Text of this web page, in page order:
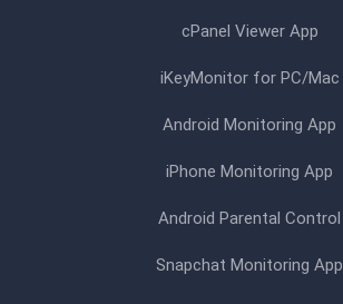
cPanel Viewer App
iKeyMonitor for PC/Mac
Android Monitoring App
iPhone Monitoring App
Android Parental Control
Snapchat Monitoring App